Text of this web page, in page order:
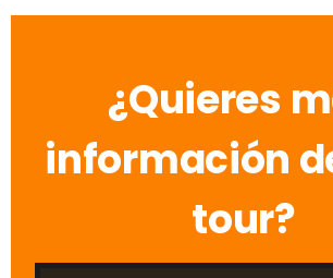
¿Quieres
información
tour?